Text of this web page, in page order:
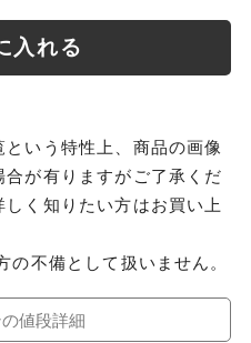
入れる
いう特性上、商品の画像
が有りますがご了承くだ
く知りたい方はお買い上
不備として扱いません。
値段詳細